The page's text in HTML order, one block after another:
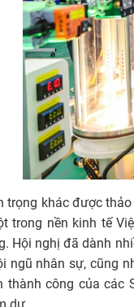
trọng khác được
trong nền kinh tế
Hội nghị đã dành
ngũ nhân sự, cũng
thành công của